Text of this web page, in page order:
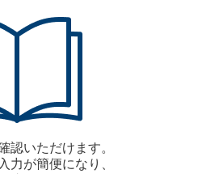
認いただけます。
力が簡便になり、